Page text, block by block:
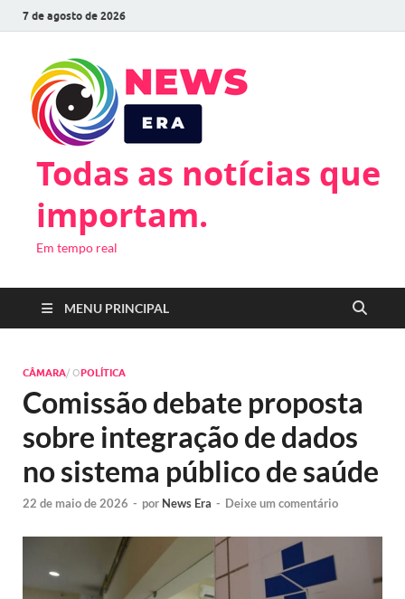
7 de agosto de 2026
Todas as notícias que
importam.
Em tempo real
MENU PRINCIPAL
CÂMARA/ OPOLÍTICA
Comissão debate proposta
sobre integração de dados
no sistema público de saúde
22 de maio de 2026 - por News Era - Deixe um comentário